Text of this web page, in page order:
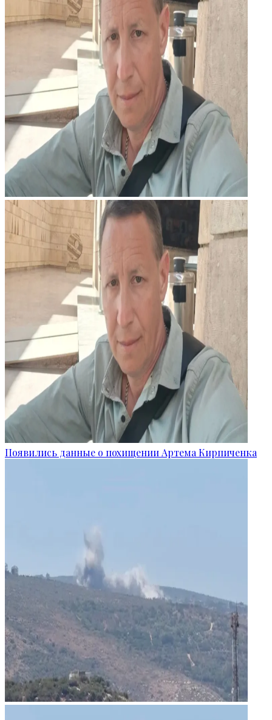
Появились данные о похищении Артема Кирпиченка